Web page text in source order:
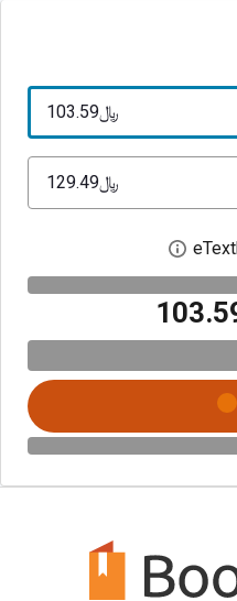
﷼‎103.59
﷼‎129.49
افتح مربع حوار